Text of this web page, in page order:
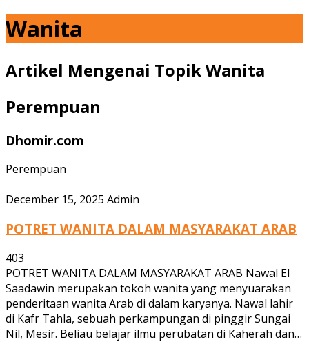
Wanita
Artikel Mengenai Topik Wanita
Perempuan
Dhomir.com
Perempuan
December 15, 2025 Admin
POTRET WANITA DALAM MASYARAKAT ARAB
403
POTRET WANITA DALAM MASYARAKAT ARAB Nawal El
Saadawin merupakan tokoh wanita yang menyuarakan
penderitaan wanita Arab di dalam karyanya. Nawal lahir
di Kafr Tahla, sebuah perkampungan di pinggir Sungai
Nil, Mesir. Beliau belajar ilmu perubatan di Kaherah dan…